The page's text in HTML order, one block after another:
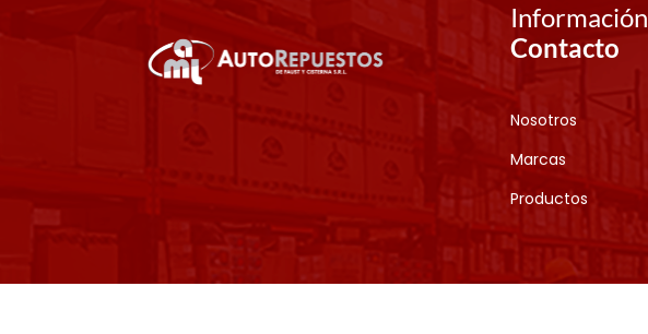
Información
Contacto
Nosotros
Marcas
Productos